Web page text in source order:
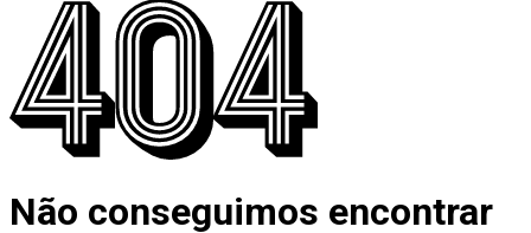
Não conseguimos encontrar